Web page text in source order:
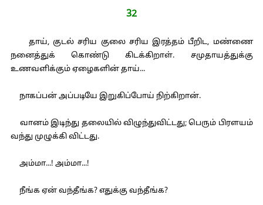
32
தாய், குடல் சரிய குலை சரிய இரத்தம் பீறிட, மண்ணை
நனைத்துக் கொண்டு கிடக்கிறாள். சமுதாயத்துக்கு
உணவளிக்கும் ஏழைகளின் தாய்...
நாகப்பன் அப்படியே இறுகிப்போய் நிற்கிறான்.
வானம் இடிந்து தலையில் விழுந்துவிட்டது; பெரும் பிரளயம்
வந்து முழுக்கி விட்டது.
அம்மா...! அம்மா...!
நீங்க ஏன் வந்தீங்க? எதுக்கு வந்தீங்க?